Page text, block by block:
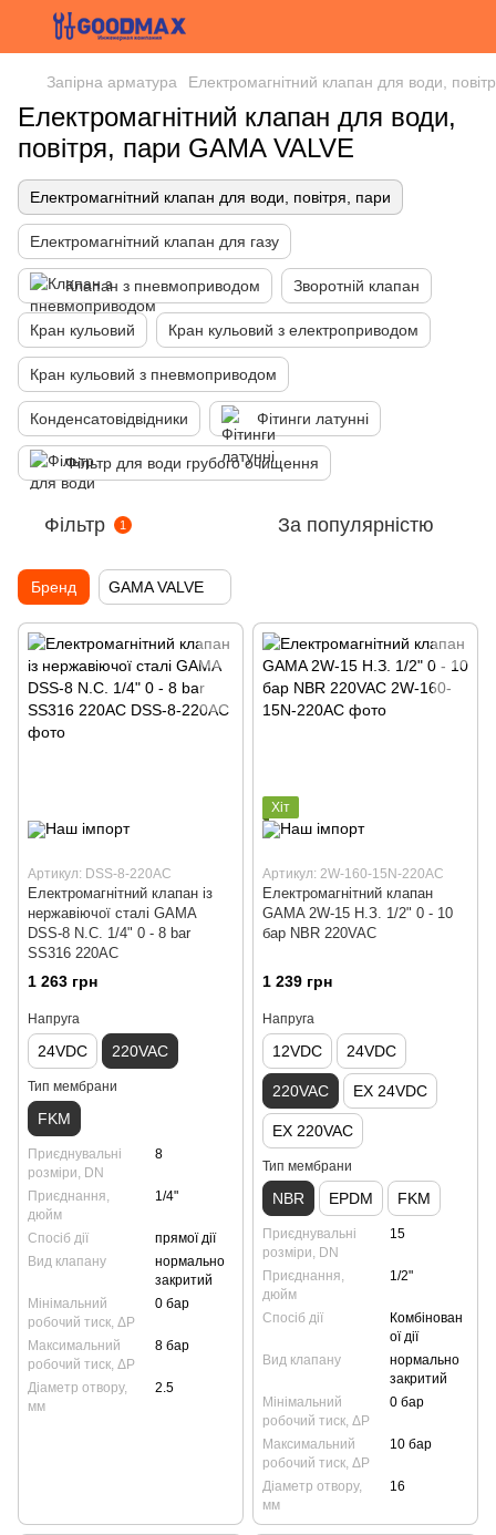
Запірна арматура Електромагнітний клапан для води,
Електромагнітний клапан для води,
повітря, пари GAMA VALVE
Електромагнітний клапан для води, повітря, пари
Електромагнітний клапан для газу
Клапан з пневмоприводом Зворотній клапан
Кран кульовий Кран кульовий з електроприводом
Кран кульовий з пневмоприводом
Конденсатовідвідники Фітинги латунні
Фільтр для води грубого очищення
Фільтр 1 За популярністю
Бренд GAMA VALVE
Артикул: DSS-8-220AC
Електромагнітний клапан із
нержавіючої сталі GAMA
DSS-8 N.C. 1/4" 0 - 8 bar
SS316 220AC
1 263 грн
Напруга
24VDC 220VAC
Тип мембрани
FKM
Приєднувальні
розміри, DN
8
Приєднання,
дюйм
1/4"
Спосіб дії
прямої дії
Вид клапану
нормально
закритий
Мінімальний
робочий тиск, ΔP
0 бар
Максимальний
робочий тиск, ΔP
8 бар
Діаметр отвору,
мм
2.5
Хіт
Артикул: 2W-160-15N-220AC
Електромагнітний клапан
GAMA 2W-15 Н.З. 1/2" 0 - 10
бар NBR 220VAC
1 239 грн
Напруга
12VDC 24VDC
220VAC EX 24VDC
EX 220VAC
Тип мембрани
NBR EPDM FKM
Приєднувальні
розміри, DN
15
Приєднання,
дюйм
1/2"
Спосіб дії
Комбінован
ої дії
Вид клапану
нормально
закритий
Мінімальний
робочий тиск, ΔP
0 бар
Максимальний
робочий тиск, ΔP
10 бар
Діаметр отвору,
мм
16